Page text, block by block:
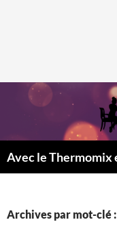
Avec le Thermomix
Archives par mot-clé